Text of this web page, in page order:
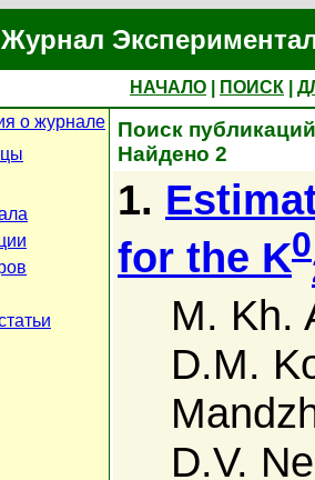
Журнал
НАЧАЛО ПОИСК
о журнале
Поиск
Найдено 2
1.
for the K0
M. Kh.
D.M.
D.V.